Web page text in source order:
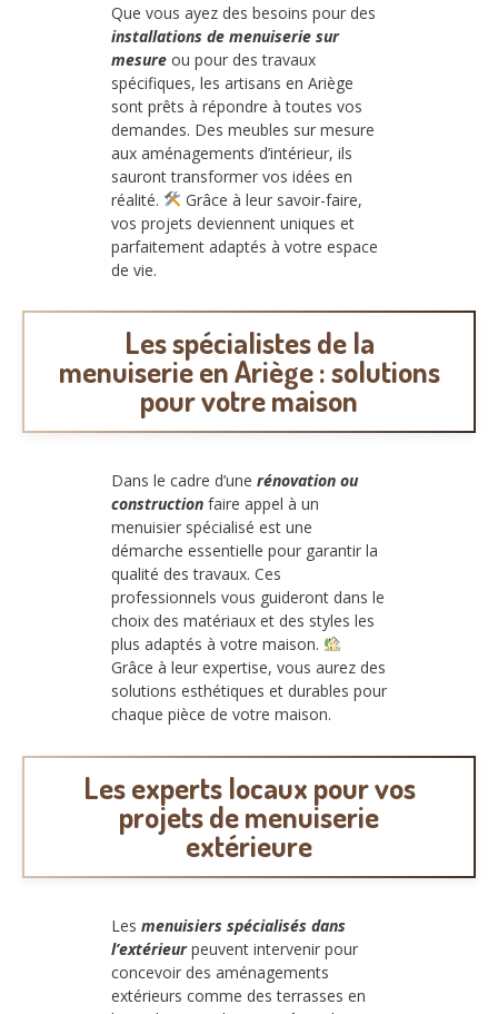
Que vous ayez des besoins pour des
installations de menuiserie sur
mesure ou pour des travaux
spécifiques, les artisans en Ariège
sont prêts à répondre à toutes vos
demandes. Des meubles sur mesure
aux aménagements d’intérieur, ils
sauront transformer vos idées en
réalité.
Grâce à leur savoir-faire,
vos projets deviennent uniques et
parfaitement adaptés à votre espace
de vie.
Les spécialistes de la
menuiserie en Ariège : solutions
pour votre maison
Dans le cadre d’une rénovation ou
construction faire appel à un
menuisier spécialisé est une
démarche essentielle pour garantir la
qualité des travaux. Ces
professionnels vous guideront dans le
choix des matériaux et des styles les
plus adaptés à votre maison.
Grâce à leur expertise, vous aurez des
solutions esthétiques et durables pour
chaque pièce de votre maison.
Les experts locaux pour vos
projets de menuiserie
extérieure
Les menuisiers spécialisés dans
l’extérieurpeuvent intervenir pour
concevoir des aménagements
extérieurs comme des terrasses en